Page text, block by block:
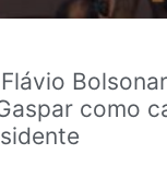
como